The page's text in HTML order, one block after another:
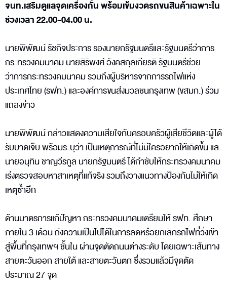
จนท.เสริมดูแลจุดเครื่องกั้น พร้อมเข้มงวดรถขนสินค้าเฉพาะใน
ช่วงเวลา 22.00-04.00 น.
นายพิพัฒน์ รัชกิจประการ รองนายกรัฐมนตรีและรัฐมนตรีว่าการ
กระทรวงคมนาคม นายสิริพงศ์ อังคสกุลเกียรติ รัฐมนตรีช่วย
ว่าการกระทรวงคมนาคม รวมถึงผู้บริหารจากการรถไฟแห่ง
ประเทศไทย (รฟท.) และองค์การขนส่งมวลชนกรุงเทพ (ขสมก.) ร่วม
แถลงข่าว
นายพิพัฒน์ กล่าวแสดงความเสียใจกับครอบครัวผู้เสียชีวิตและผู้ได้
รับบาดเจ็บ พร้อมระบุว่า เป็นเหตุการณ์ที่ไม่มีใครอยากให้เกิดขึ้น และ
นายอนุทิน ชาญวีรกูล นายกรัฐมนตรี ได้กำชับให้กระทรวงคมนาคม
เร่งตรวจสอบหาสาเหตุที่แท้จริง รวมถึงวางแนวทางป้องกันไม่ให้เกิด
เหตุซ้ำอีก
ด้านมาตรการแก้ปัญหา กระทรวงคมนาคมเตรียมให้ รฟท. ศึกษา
ภายใน 3 เดือน ถึงความเป็นไปได้ในการลดหรือยกเลิกรถไฟที่วิ่งเข้า
สู่พื้นที่กรุงเทพฯ ชั้นใน ผ่านจุดตัดถนนต่างระดับ โดยเฉพาะเส้นทาง
สายตะวันออก สายใต้ และสายตะวันตก ซึ่งรวมแล้วมีจุดตัด
ประมาณ 27 จุด